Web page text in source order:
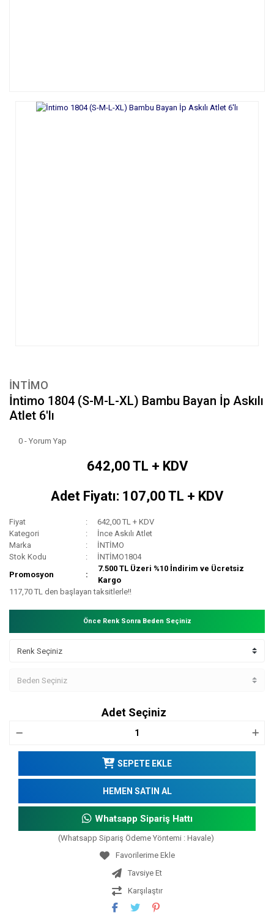
İNTİMO
İntimo 1804 (S-M-L-XL) Bambu Bayan İp Askılı
Atlet 6'lı
0 - Yorum Yap
642,00 TL + KDV
Adet Fiyatı: 107,00 TL + KDV
Fiyat
642,00 TL + KDV
Kategori
İnce Askılı Atlet
Marka
İNTİMO
Stok Kodu
İNTİMO1804
Promosyon
7.500 TL Üzeri %10 İndirim ve Ücretsiz
Kargo
117,70 TL den başlayan taksitlerle!!
Önce Renk Sonra Beden Seçiniz
Adet Seçiniz
SEPETE EKLE
HEMEN SATIN AL
Whatsapp Sipariş Hattı
(Whatsapp Sipariş Ödeme Yöntemi : Havale)
Tavsiye Et
Karşılaştır